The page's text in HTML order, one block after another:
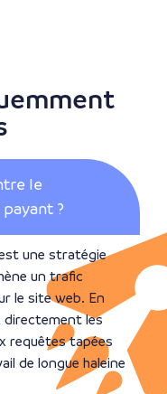
le
?
une stratégie
un trafic
le site web. En
directement les
requêtes tapées
de longue haleine